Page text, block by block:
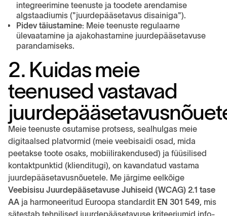
integreerimine teenuste ja toodete arendamise
algstaadiumis ("juurdepääsetavus disainiga").
Pidev täiustamine: Meie teenuste regulaarne
ülevaatamine ja ajakohastamine juurdepääsetavuse
parandamiseks.
2. Kuidas meie
teenused vastavad
Meie teenuste osutamise protsess, sealhulgas meie
digitaalsed platvormid (meie veebisaidi osad, mida
peetakse toote osaks, mobiilirakendused) ja füüsilised
kontaktpunktid (klienditugi), on kavandatud vastama
juurdepääsetavusnõuetele. Me järgime eelkõige
Veebisisu Juurdepääsetavuse Juhiseid (WCAG) 2.1 tase
AA ja harmoneeritud Euroopa standardit EN 301 549, mis
sätestab tehnilised juurdepääsetavuse kriteeriumid info-